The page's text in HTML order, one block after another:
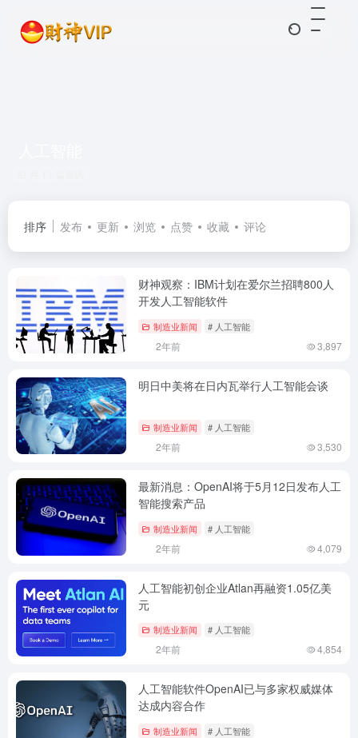
排序 发布 更新 浏览 点赞 收藏 评论
财神观察：IBM计划在爱尔兰招聘800人
开发人工智能软件
制造业新闻 # 人工智能
2年前 3,897
明日中美将在日内瓦举行人工智能会谈
制造业新闻 # 人工智能
2年前 3,530
最新消息：OpenAI将于5月12日发布人工
智能搜索产品
制造业新闻 # 人工智能
2年前 4,079
人工智能初创企业Atlan再融资1.05亿美
元
制造业新闻 # 人工智能
2年前 4,854
人工智能软件OpenAI已与多家权威媒体
达成内容合作
制造业新闻 # 人工智能